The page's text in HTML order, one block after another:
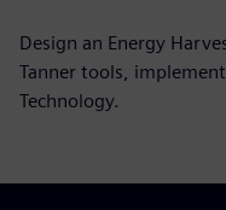
Design an Energy
Tanner tools,
Technology.